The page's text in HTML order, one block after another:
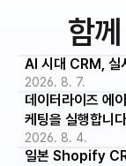
함
AI 시대 CRM, 실
2026. 8. 7.
데이터라이즈 에
케팅을 실행합니다
2026. 8. 4.
일본 Shopify